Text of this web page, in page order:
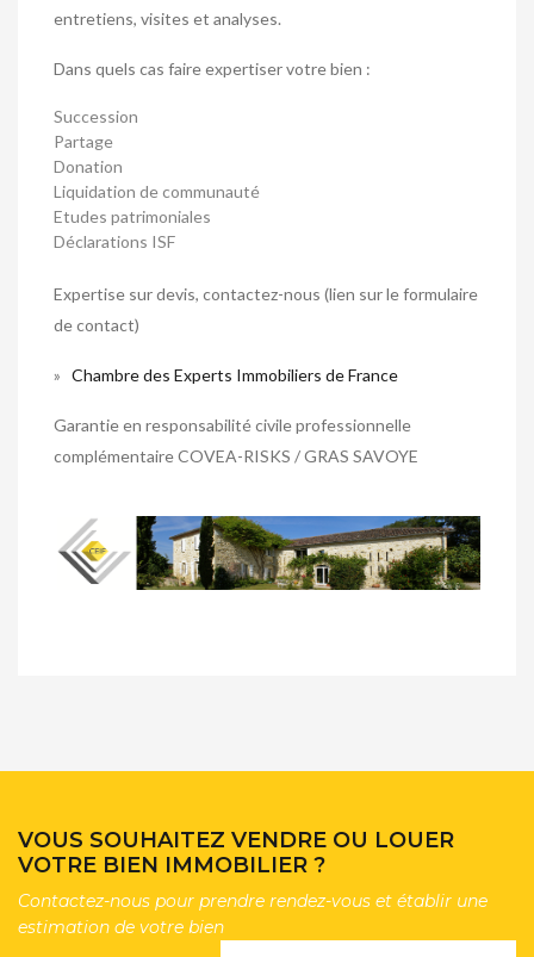
entretiens, visites et analyses.
Dans quels cas faire expertiser votre bien :
Succession
Partage
Donation
Liquidation de communauté
Etudes patrimoniales
Déclarations ISF
Expertise sur devis, contactez-nous (lien sur le formulaire
de contact)
» Chambre des Experts Immobiliers de France
Garantie en responsabilité civile professionnelle
complémentaire COVEA-RISKS / GRAS SAVOYE
VOUS SOUHAITEZ VENDRE OU LOUER
VOTRE BIEN IMMOBILIER ?
Contactez-nous pour prendre rendez-vous et établir une
estimation de votre bien